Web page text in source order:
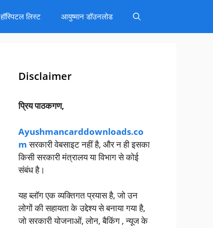
हॉस्पिटल लिस्ट आयुष्मान डॉउनलोड
Disclaimer
प्रिय पाठकगण,
Ayushmancarddownloads.co
mसरकारी वेबसाइट नहीं है, और न ही इसका
किसी सरकारी मंत्रालय या विभाग से कोई
संबंध है।
यह ब्लॉग एक व्यक्तिगत प्रयास है, जो उन
लोगों की सहायता के उद्देश्य से बनाया गया है,
जो सरकारी योजनाओं, लोन, बैकिंग , न्यूज के